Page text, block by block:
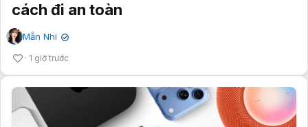
cách đi an toàn
Mẫn Nhi ✔
1 giờ trước